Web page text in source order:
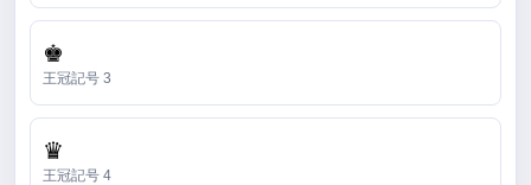
♚
王冠記号 3
♛
王冠記号 4